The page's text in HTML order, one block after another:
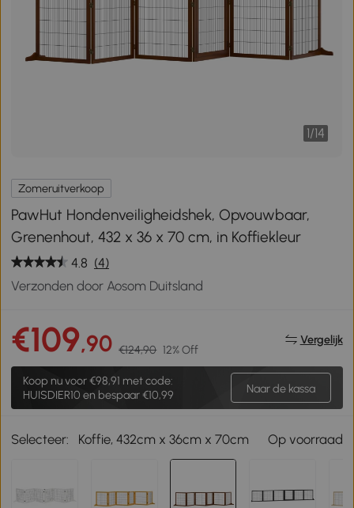
1/14
Zomeruitverkoop
PawHut Hondenveiligheidshek, Opvouwbaar,
Grenenhout, 432 x 36 x 70 cm, in Koffiekleur
4.8 (4)
Verzonden door Aosom Duitsland
€109,90 €124,90 12% Off
Vergelijk
Koop nu voor €98,91 met code:
HUISDIER10 en bespaar €10,99
Naar de kassa
Selecteer: Koffie, 432cm x 36cm x 70cm Op voorraad